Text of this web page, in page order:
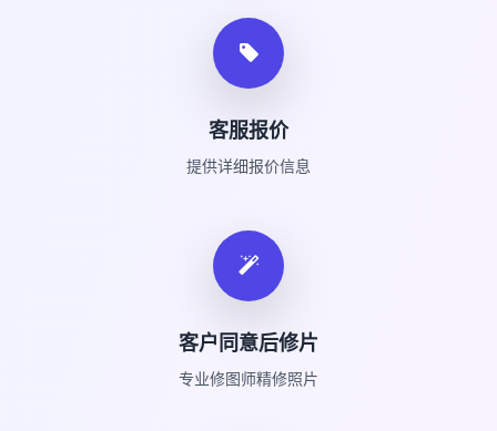
客服报价
提供详细报价信息
客户同意后修片
专业修图师精修照片